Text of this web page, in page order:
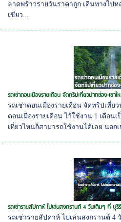
ลาดพร้าวรายวันราคาถูก เดินทางไป
เขียว...
รถเช่าดอนเมืองรายเดือน จัดทริปเที่ยวปากช่อง-เขา
รถเช่าดอนเมืองรายเดือน จัดทริปเที่ย
ดอนเมืองรายเดือน ไว้ใช้งาน 1 เดือน
เที่ยวไหนก็สามารถใช้งานได้เลย นอก
รถเช่ารายสัปดาห์ ไปเล่นสงกรานต์ 4 วันเต็มๆ ที่ บุรี
รถเช่ารายสัปดาห์ ไปเล่นสงกรานต์ 4